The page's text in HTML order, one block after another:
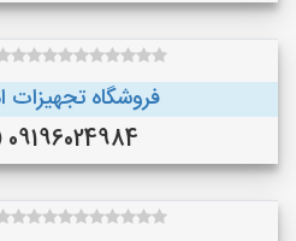
فروشگاه تجهیزات
09196024984 (خرم‌آباد )